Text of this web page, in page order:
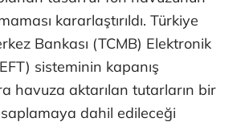
kararlaştırıldı. Türkiye
Bankası (TCMB) Elektronik
sisteminin kapanış
havuza aktarılan tutarların bir
dahil edileceği